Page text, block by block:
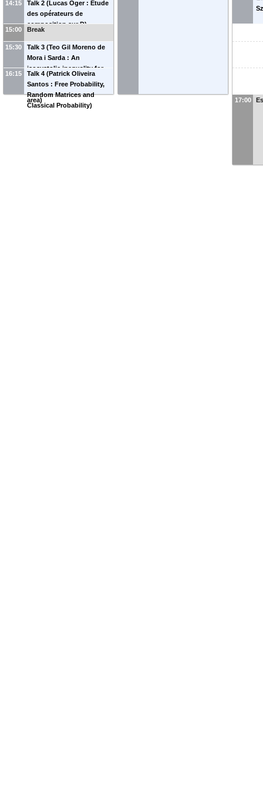
14:15
Talk 2 (Lucas Oger : Étude
des opérateurs de
composition sur D)
15:00 Break
15:30
Talk 3 (Teo Gil Moreno de
Mora i Sarda : An
isosystolic inequality for
Finsler reversible tori and
the Busemann-Hausdorff
area)
16:15
Talk 4 (Patrick Oliveira
Santos : Free Probability,
Random Matrices and
Classical Probability)
17:00